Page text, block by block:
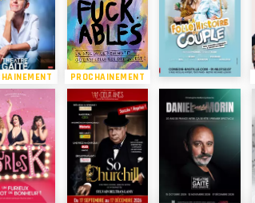
PROCHAINEMENT